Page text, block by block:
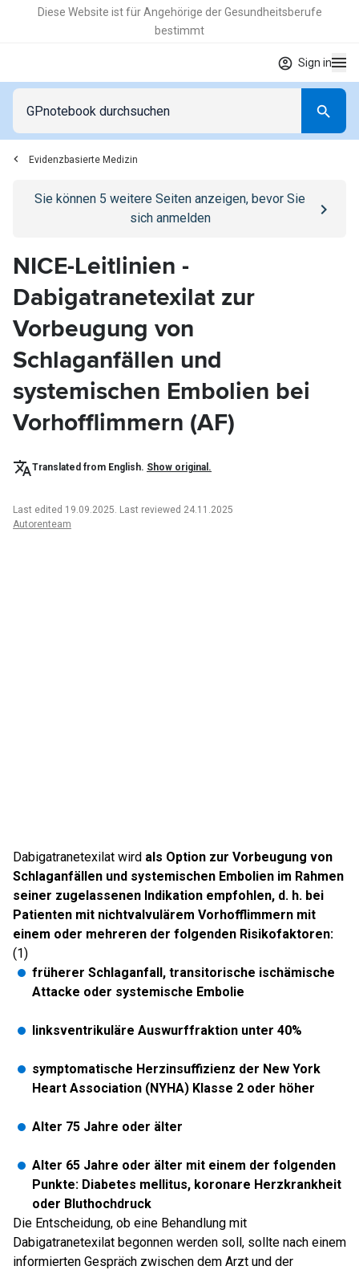
Diese Website ist für Angehörige der Gesundheitsberufe
bestimmt
Sign in
Evidenzbasierte Medizin
Go to/anmeldenpage
Sie können 5 weitere Seiten anzeigen, bevor Sie
sich anmelden
NICE-Leitlinien -
Dabigatranetexilat zur
Vorbeugung von
Schlaganfällen und
systemischen Embolien bei
Vorhofflimmern (AF)
Translated from English. Show original.
Last edited 19.09.2025. Last reviewed 24.11.2025
Autorenteam
Dabigatranetexilat wird als Option zur Vorbeugung von
Schlaganfällen und systemischen Embolien im Rahmen
seiner zugelassenen Indikation empfohlen, d. h. bei
Patienten mit nichtvalvulärem Vorhofflimmern mit
einem oder mehreren der folgenden Risikofaktoren:
(1)
früherer Schlaganfall, transitorische ischämische
Attacke oder systemische Embolie
linksventrikuläre Auswurffraktion unter 40%
symptomatische Herzinsuffizienz der New York
Heart Association (NYHA) Klasse 2 oder höher
Alter 75 Jahre oder älter
Alter 65 Jahre oder älter mit einem der folgenden
Punkte: Diabetes mellitus, koronare Herzkrankheit
oder Bluthochdruck
Die Entscheidung, ob eine Behandlung mit
Dabigatranetexilat begonnen werden soll, sollte nach einem
informierten Gespräch zwischen dem Arzt und der